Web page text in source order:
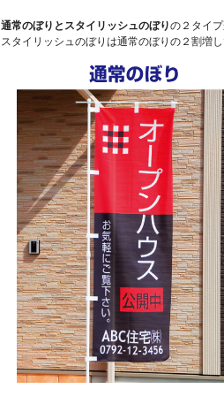
通常のぼりとスタイリッシュのぼりの２タイ
スタイリッシュのぼりは通常のぼりの２割増